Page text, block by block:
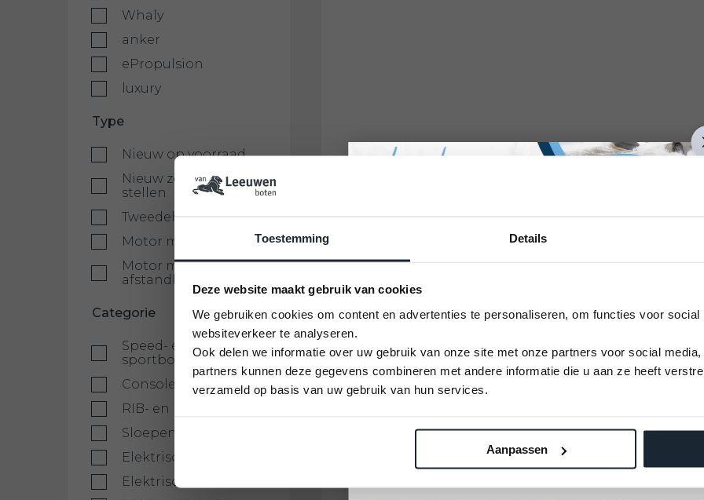
Toestemming Details
Deze website maakt gebruik van cookies
We gebruiken cookies om content en advertenties te personaliseren, om functies voor social
websiteverkeer te analyseren.
Ook delen we informatie over uw gebruik van onze site met onze partners voor social
partners kunnen deze gegevens combineren met andere informatie die u aan ze heeft
verzameld op basis van uw gebruik van hun services.
Aanpassen
U kunt alleen nog plekken reserveren op 12
September 2026
Vaarbewijs cursus
Whaly
anker
ePropulsion
luxury
Type
Nieuw op voorraad
Nieuw zelf samen te
stellen
Tweedehands
Motor met tiller
Motor met
afstandbediening
Categorie
Speed- en
sportboten
Consoleboten
RIB- en rubberboten
Sloepen en tenders
Elektrische boten
Elektrische motoren